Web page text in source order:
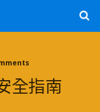
全指南